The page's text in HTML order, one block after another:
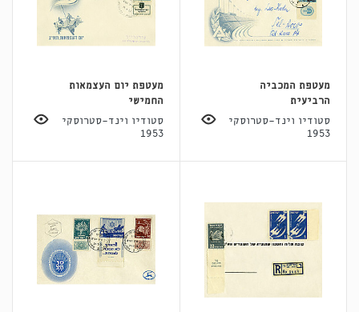
מעטפת המכביה
הרביעית
סטודיו וינד-סטרוסקי
1953
מעטפת יום העצמאות
החמישי
סטודיו וינד-סטרוסקי
1953